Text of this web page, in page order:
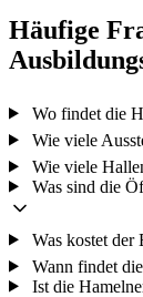
Häufige
Wo findet die
Wie viele
Wie viele
Was sind die
Was kostet der
Wann findet
Ist die